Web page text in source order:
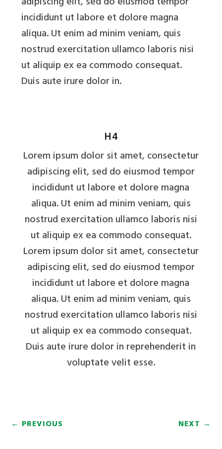
incididunt ut labore et dolore magna
aliqua. Ut enim ad minim veniam, quis
nostrud exercitation ullamco laboris nisi
ut aliquip ex ea commodo consequat.
Duis aute irure dolor in.
H4
Lorem ipsum dolor sit amet, consectetur
adipiscing elit, sed do eiusmod tempor
incididunt ut labore et dolore magna
aliqua. Ut enim ad minim veniam, quis
nostrud exercitation ullamco laboris nisi
ut aliquip ex ea commodo consequat.
Lorem ipsum dolor sit amet, consectetur
adipiscing elit, sed do eiusmod tempor
incididunt ut labore et dolore magna
aliqua. Ut enim ad minim veniam, quis
nostrud exercitation ullamco laboris nisi
ut aliquip ex ea commodo consequat.
Duis aute irure dolor in reprehenderit in
voluptate velit esse.
← PREVIOUS NEXT →